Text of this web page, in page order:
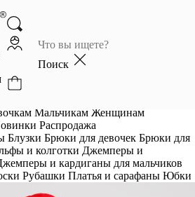
Поиск
Мальчикам Женщинам
Распродажа
Блузки Брюки для девочек Брюки для
и колготки Джемперы и
и кардиганы для мальчиков
Рубашки Платья и сарафаны Юбки